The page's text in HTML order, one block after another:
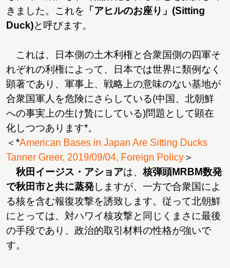
きました。これを 「アヒルのお座り」(Sitting
Duck)と呼びます。
これは、日本側の土木利権と合衆国側の四軍そ
れぞれの利権によって、日本では世界に類例なく
顕著であり、軍事上、戦略上の意味のない基地が
合衆国軍人を危険にさらしている(中国、北朝鮮
への事実上の生け贄にしている)問題として顕在
化しつつあります*。
＜*American Bases in Japan Are Sitting Ducks
Tanner Greer, 2019/09/04, Foreign Policy ＞
秋田イージス・アショアは、 核弾頭MRBM数発
で秋田市と共に蒸発しますが、一方で合衆国によ
る核を含む報復攻撃を誘致します。従って北朝鮮
にとっては、対ハワイ核攻撃と同じくまさに最後
の手段であり、政治的取引材料の性格が強いで
す。